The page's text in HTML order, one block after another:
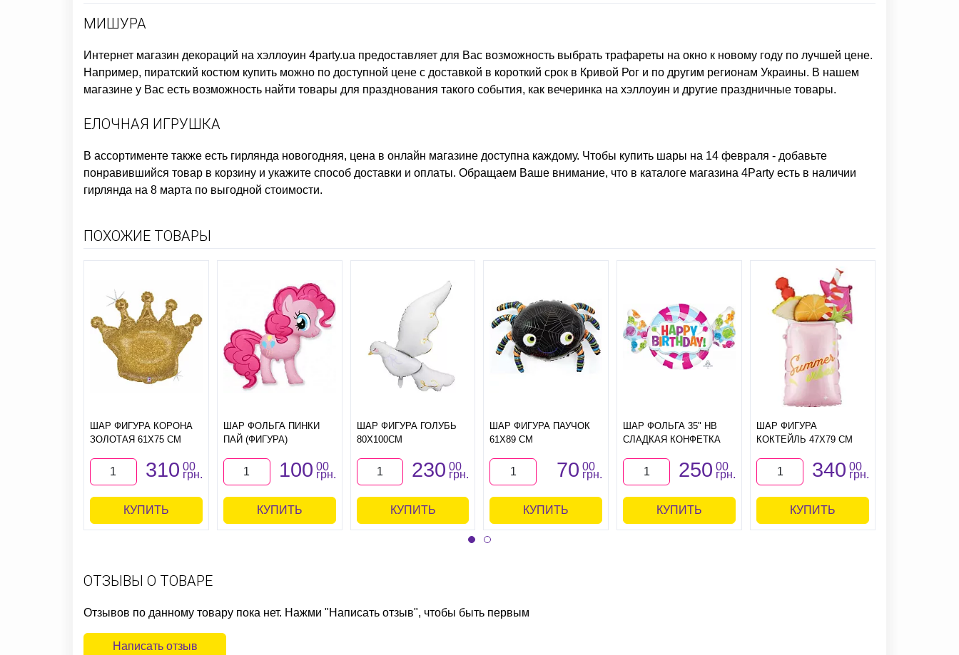
МИШУРА
Интернет магазин декораций на хэллоуин 4party.ua предоставляет для Вас возможность выбрать трафареты на окно к новому году по лучшей цене.
Например, пиратский костюм купить можно по доступной цене с доставкой в короткий срок в Кривой Рог и по другим регионам Украины. В нашем
магазине у Вас есть возможность найти товары для празднования такого события, как вечеринка на хэллоуин и другие праздничные товары.
ЕЛОЧНАЯ ИГРУШКА
В ассортименте также есть гирлянда новогодняя, цена в онлайн магазине доступна каждому. Чтобы купить шары на 14 февраля - добавьте
понравившийся товар в корзину и укажите способ доставки и оплаты. Обращаем Ваше внимание, что в каталоге магазина 4Party есть в наличии
гирлянда на 8 марта по выгодной стоимости.
ПОХОЖИЕ ТОВАРЫ
ШАР ФИГУРА КОРОНА
ЗОЛОТАЯ 61Х75 СМ
310 00
грн.
КУПИТЬ
ШАР ФОЛЬГА ПИНКИ
ПАЙ (ФИГУРА)
100 00
грн.
КУПИТЬ
ШАР ФИГУРА ГОЛУБЬ
80Х100СМ
230 00
грн.
КУПИТЬ
ШАР ФИГУРА ПАУЧОК
61Х89 СМ
70 00
грн.
КУПИТЬ
ШАР ФОЛЬГА 35" HB
СЛАДКАЯ КОНФЕТКА
250 00
грн.
КУПИТЬ
ШАР ФИГУРА
КОКТЕЙЛЬ 47Х79 СМ
340 00
грн.
КУПИТЬ
ОТЗЫВЫ О ТОВАРЕ
Отзывов по данному товару пока нет. Нажми "Написать отзыв", чтобы быть первым
Написать отзыв